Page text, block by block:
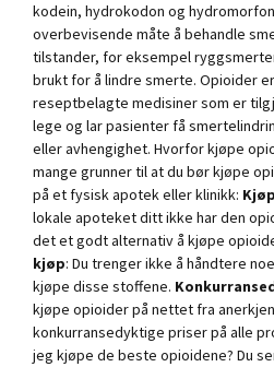
kodein, hydrokodon og
overbevisende måte å behandle
tilstander, for eksempel
brukt for å lindre smerte. Opioider
reseptbelagte medisiner som er
lege og lar pasienter få
eller avhengighet. Hvorfor kjøpe
mange grunner til at du bør kjøpe
på et fysisk apotek eller klinikk:
lokale apoteket ditt ikke har den
det et godt alternativ å kjøpe
kjøp: Du trenger ikke å håndtere
kjøpe disse stoffene.
kjøpe opioider på nettet fra
konkurransedyktige priser på alle
jeg kjøpe de beste opioidene? Du